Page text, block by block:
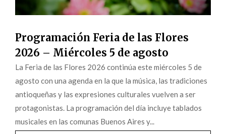
Programación Feria de las Flores
2026 – Miércoles 5 de agosto
La Feria de las Flores 2026 continúa este miércoles 5 de
agosto con una agenda en la que la música, las tradiciones
antioqueñas y las expresiones culturales vuelven a ser
protagonistas. La programación del día incluye tablados
musicales en las comunas Buenos Aires y...